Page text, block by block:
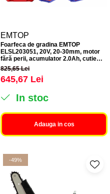
EMTOP
Foarfeca de gradina EMTOP
ELSL203051, 20V, 20-30mm, motor
fără perii, acumulator 2.0Ah, cutie
transport
825,65 Lei
645,67 Lei
In stoc
Adauga in cos
-49%